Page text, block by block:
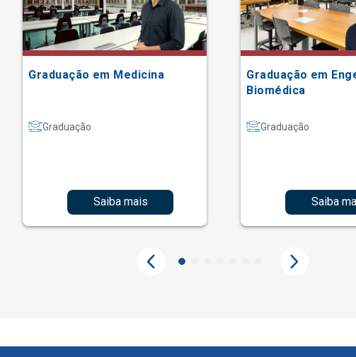
Graduação em Medicina
Graduação
Saiba mais
Graduação em
Biomédica
Graduação
Saiba